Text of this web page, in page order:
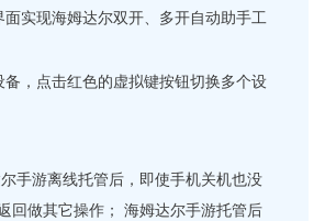
实现海姆达尔双开、多开自动助手工
，点击红色的虚拟键按钮切换多个设
手游离线托管后，即使手机关机也没
回做其它操作； 海姆达尔手游托管后